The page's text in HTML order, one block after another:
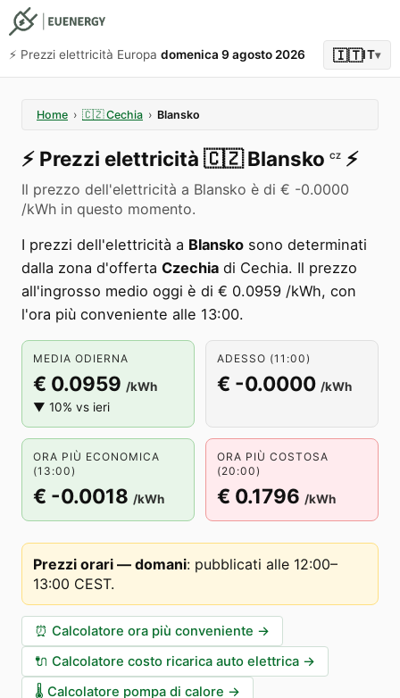
⚡️ Prezzi elettricità Europa domenica 9 agosto 2026 🇮🇹IT▾
Home › 🇨🇿 Cechia › Blansko
⚡️ Prezzi elettricità 🇨🇿 Blansko CZ ⚡️
Il prezzo dell'elettricità a Blansko è di € -0.0000
/kWh in questo momento.
I prezzi dell'elettricità a Blansko sono determinati
dalla zona d'offerta Czechia di Cechia. Il prezzo
all'ingrosso medio oggi è di € 0.0959 /kWh, con
l'ora più conveniente alle 13:00.
MEDIA ODIERNA
€ 0.0959 /kWh
▼ 10% vs ieri
ADESSO (11:00)
€ -0.0000 /kWh
ORA PIÙ ECONOMICA
(13:00)
€ -0.0018 /kWh
ORA PIÙ COSTOSA
(20:00)
€ 0.1796 /kWh
Prezzi orari — domani: pubblicati alle 12:00–
13:00 CEST.
⏰ Calcolatore ora più conveniente →
🔌 Calcolatore costo ricarica auto elettrica →
🌡️ Calcolatore pompa di calore →